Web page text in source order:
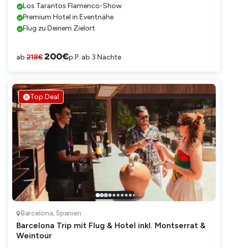
Los Tarantos Flamenco-Show
Premium Hotel in Eventnähe
Flug zu Deinem Zielort
ab 218€200€p.P. ab 3 Nächte
Top Deal
Barcelona,Spanien
Barcelona Trip mit Flug & Hotel inkl. Montserrat &
Weintour